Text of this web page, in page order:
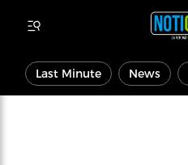
Last Minute News